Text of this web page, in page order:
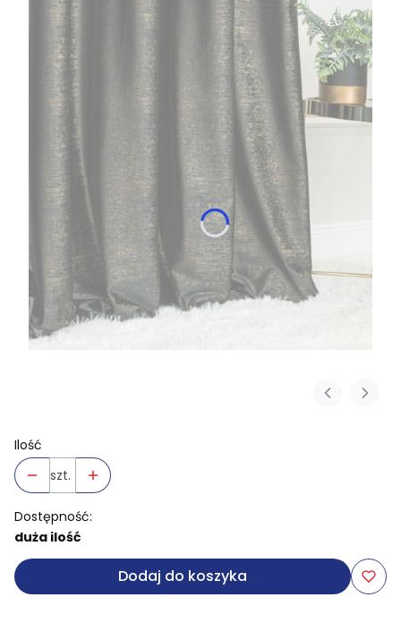
Ilość
szt.
Dostępność:
duża ilość
Dodaj do koszyka